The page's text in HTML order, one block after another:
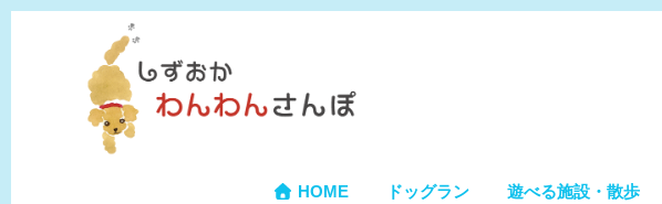
HOME ドッグラン 遊べる施設・散歩